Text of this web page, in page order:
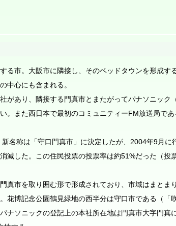
る市。大阪市に隣接し、そのベッドタウンを形成す
中心にも含まれる。
があり、隣接する門真市とまたがってパナソニック
。また西日本で最初のコミュニティーFM放送局であ
名称は「守口門真市」に決定したが、2004年9月に
滅した。この住民投票の投票率は約51%だった（投
真市を取り囲む形で形成されており、市域はまとま
花博記念公園鶴見緑地の西半分は守口市である（「
ナソニックの登記上の本社所在地は門真市大字門真